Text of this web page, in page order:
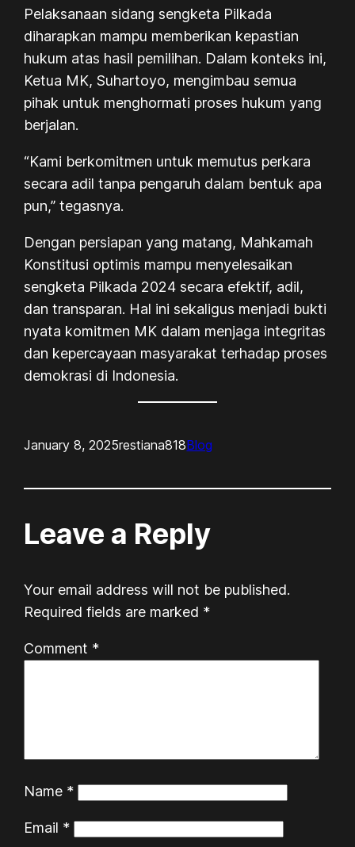
Pelaksanaan sidang sengketa Pilkada
diharapkan mampu memberikan kepastian
hukum atas hasil pemilihan. Dalam konteks ini,
Ketua MK, Suhartoyo, mengimbau semua
pihak untuk menghormati proses hukum yang
berjalan.
“Kami berkomitmen untuk memutus perkara
secara adil tanpa pengaruh dalam bentuk apa
pun,” tegasnya.
Dengan persiapan yang matang, Mahkamah
Konstitusi optimis mampu menyelesaikan
sengketa Pilkada 2024 secara efektif, adil,
dan transparan. Hal ini sekaligus menjadi bukti
nyata komitmen MK dalam menjaga integritas
dan kepercayaan masyarakat terhadap proses
demokrasi di Indonesia.
January 8, 2025restiana818Blog
Leave a Reply
Your email address will not be published.
Required fields are marked *
Comment *
Name *
Email *